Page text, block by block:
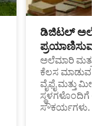
ಡಿಜಿಟಲ್
ಪ್ರಯಾಣಿಸುವ
ಅಲೆಮಾರಿ ಮತ್ತು
ಕೆಲಸ ಮಾಡುವ
ವೈಫೈ ಮತ್ತು
ಸ್ಥಳಗಳೊಂದಿಗೆ
ಸೌಕರ್ಯಗಳು.